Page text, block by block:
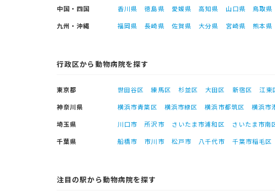
中国・四国
香川県 徳島県 愛媛県 高知県 山口県 鳥取県
九州・沖縄
福岡県 長崎県 佐賀県 大分県 宮崎県 熊本県
行政区から動物病院を探す
東京都 世田谷区 練馬区 杉並区 大田区 新宿区 江東
神奈川県
横浜市青葉区 横浜市緑区 横浜市都筑区 横浜市
埼玉県
川口市 所沢市 さいたま市浦和区 さいたま市南
千葉県
船橋市 市川市 松戸市 八千代市 千葉市稲毛区
注目の駅から動物病院を探す